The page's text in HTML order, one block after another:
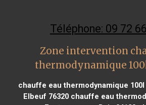
Téléphone: 09 72
Zone intervention
thermodynamique
chauffe eau thermodynamique
Elbeuf 76320chauffe eau